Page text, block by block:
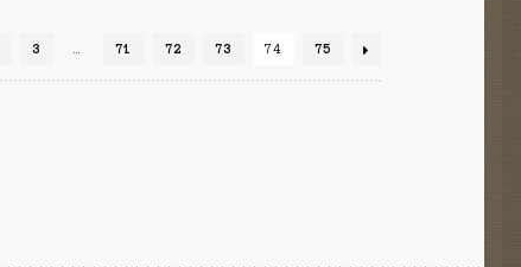
3 … 71 72 73 74 75